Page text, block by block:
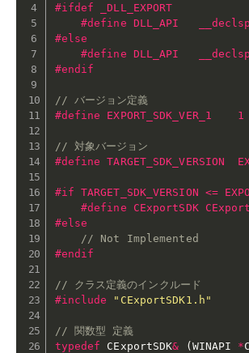
#ifdef _DLL_EXPORT
#define DLL_API
#else
#define DLL_API
#endif
// バージョン定義
#define EXPORT_SDK_VER_1    1
// 対象バージョン
#define TARGET_SDK_VERSION
#if TARGET_SDK_VERSION <=
#define CExportSDK
#else
// Not Implemented
#endif
// クラス定義のインクルード
#include "CExportSDK1.h"
// 関数型 定義
typedef CExportSDK& ( WINAPI *